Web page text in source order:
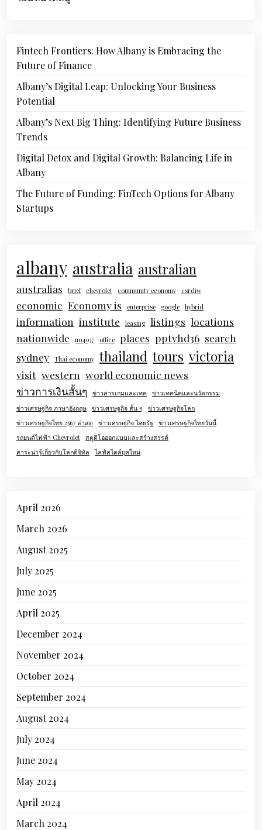
Fintech Frontiers: How Albany is Embracing the
Future of Finance
Albany’s Digital Leap: Unlocking Your Business
Potential
Albany’s Next Big Thing: Identifying Future Business
Trends
Digital Detox and Digital Growth: Balancing Life in
Albany
The Future of Funding: FinTech Options for Albany
Startups
albany australia australian
australias brief chevrolet community economy csrdiw
economic Economy is enterprise google hybrid
information institute leasing listings locations
nationwide
no4037 office places pptvhd36 search
sydney Thai economy thailand tours victoria
visit western world economic news
ข่าวการเงินสั้นๆ ข่าวสารเกมและเทค ข่าวเทคนิคและนวัตกรรม
ข่าวเศรษฐกิจ ภาษาอังกฤษ ข่าวเศรษฐกิจ สั้น ๆ
ข่าวเศรษฐกิจโลก
ข่าวเศรษฐกิจไทย 2567 ล่าสุด
ข่าวเศรษฐกิจ ไทยรัฐ ข่าวเศรษฐกิจไทยวันนี้
รถยนต์ไฟฟ้า Chevrolet สตูดิโอออกแบบและสร้างสรรค์
สาระน่ารู้เกี่ยวกับโลกดิจิทัล
ไลฟ์สไตล์ยุคใหม่
April 2026
March 2026
August 2025
July 2025
June 2025
April 2025
December 2024
November 2024
October 2024
September 2024
August 2024
July 2024
June 2024
May 2024
April 2024
March 2024